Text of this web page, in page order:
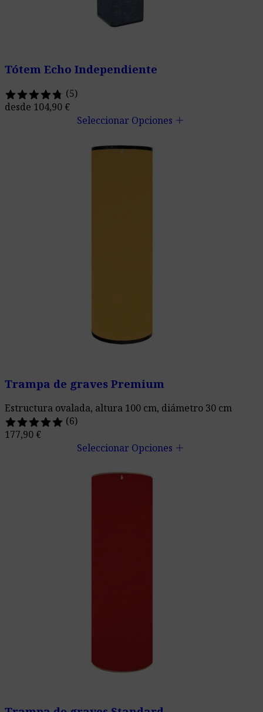
Tótem Echo Independiente
(5)
desde 104,90 €
Seleccionar Opciones add
Trampa de graves Premium
Estructura ovalada, altura 100 cm, diámetro 30 cm
(6)
177,90 €
Seleccionar Opciones add